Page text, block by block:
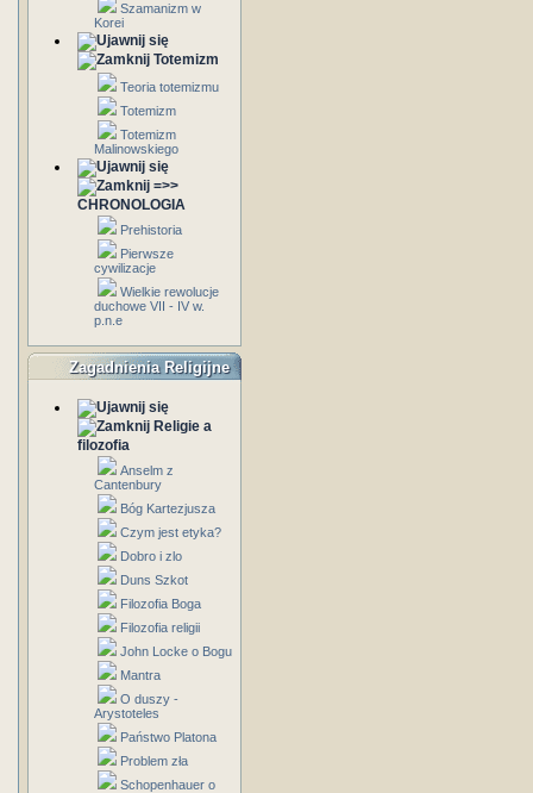
Szamanizm w
Korei
Totemizm
Teoria totemizmu
Totemizm
Totemizm
Malinowskiego
=>>
CHRONOLOGIA
Prehistoria
Pierwsze
cywilizacje
Wielkie rewolucje
duchowe VII - IV w.
p.n.e
Zagadnienia Religijne
Religie a
filozofia
Anselm z
Cantenbury
Bóg Kartezjusza
Czym jest etyka?
Dobro i zlo
Duns Szkot
Filozofia Boga
Filozofia religii
John Locke o Bogu
Mantra
O duszy -
Arystoteles
Państwo Platona
Problem zła
Schopenhauer o